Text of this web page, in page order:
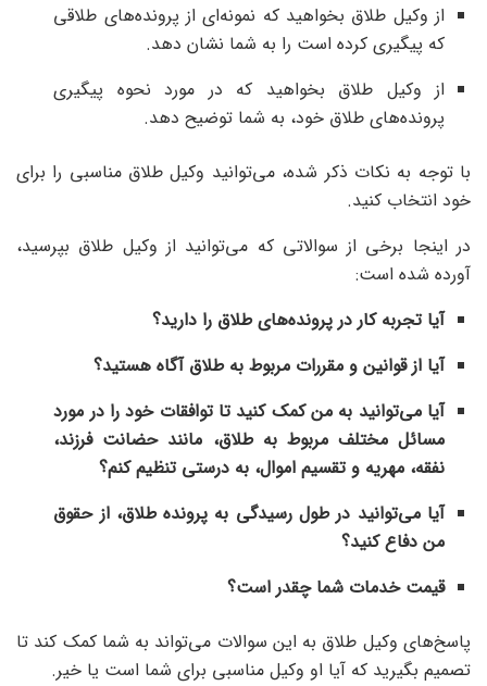
از وکیل طلاق بخواهید که نمونه‌ای از پرونده‌های طلاقی
که پیگیری کرده است را به شما نشان دهد.
از وکیل طلاق بخواهید که در مورد نحوه پیگیری
پرونده‌های طلاق خود، به شما توضیح دهد.
با توجه به نکات ذکر شده، می‌توانید وکیل طلاق مناسبی را برای
خود انتخاب کنید.
در اینجا برخی از سوالاتی که می‌توانید از وکیل طلاق بپرسید،
آورده شده است:
آیا تجربه کار در پرونده‌های طلاق را دارید؟
آیا از قوانین و مقررات مربوط به طلاق آگاه هستید؟
آیا می‌توانید به من کمک کنید تا توافقات خود را در مورد
مسائل مختلف مربوط به طلاق، مانند حضانت فرزند،
نفقه، مهریه و تقسیم اموال، به درستی تنظیم کنم؟
آیا می‌توانید در طول رسیدگی به پرونده طلاق، از حقوق
من دفاع کنید؟
قیمت خدمات شما چقدر است؟
پاسخ‌های وکیل طلاق به این سوالات می‌تواند به شما کمک کند تا
تصمیم بگیرید که آیا او وکیل مناسبی برای شما است یا خیر.